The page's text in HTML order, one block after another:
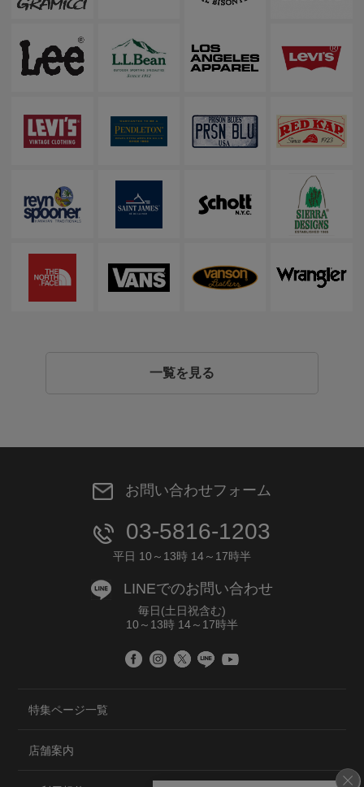
一覧を見る
お問い合わせフォーム
03-5816-1203
平日 10～13時 14～17時半
LINEでのお問い合わせ
毎日(土日祝含む)
10～13時 14～17時半
特集ページ一覧
店舗案内